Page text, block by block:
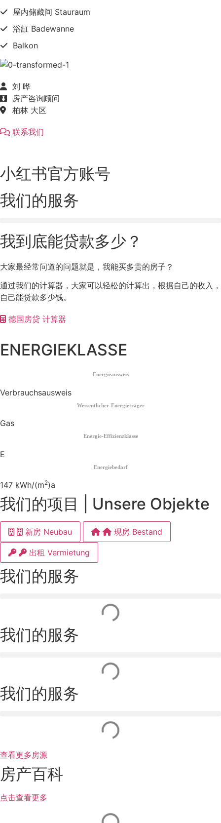
屋内储藏间 Stauraum
浴缸 Badewanne
Balkon
刘 晔
房产咨询顾问
柏林 大区
联系我们
小红书官方账号
我们的服务
我到底能贷款多少？
大家最经常问道的问题就是，我能买多贵的房子？
通过我们的计算器，大家可以轻松的计算出，根据自己的收入，
自己能贷款多少钱。
德国房贷 计算器
ENERGIEKLASSE
Energieausweis
Verbrauchsausweis
Wessentlicher-Energieträger
Gas
Energie-Effizienzklasse
E
Energiebedarf
147 kWh/(m2)a
我们的项目 | Unsere Objekte
新房 Neubau 现房 Bestand
出租 Vermietung
我们的服务
我们的服务
我们的服务
查看更多房源
房产百科
点击查看更多